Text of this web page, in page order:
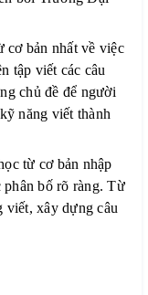
cơ bản nhất về việc
tập viết các câu
chủ đề để người
năng viết thành
từ cơ bản nhập
phân bố rõ ràng. Từ
viết, xây dựng câu